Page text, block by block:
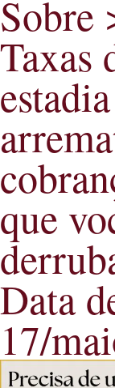
Sobre
Taxas
que
Data
17/